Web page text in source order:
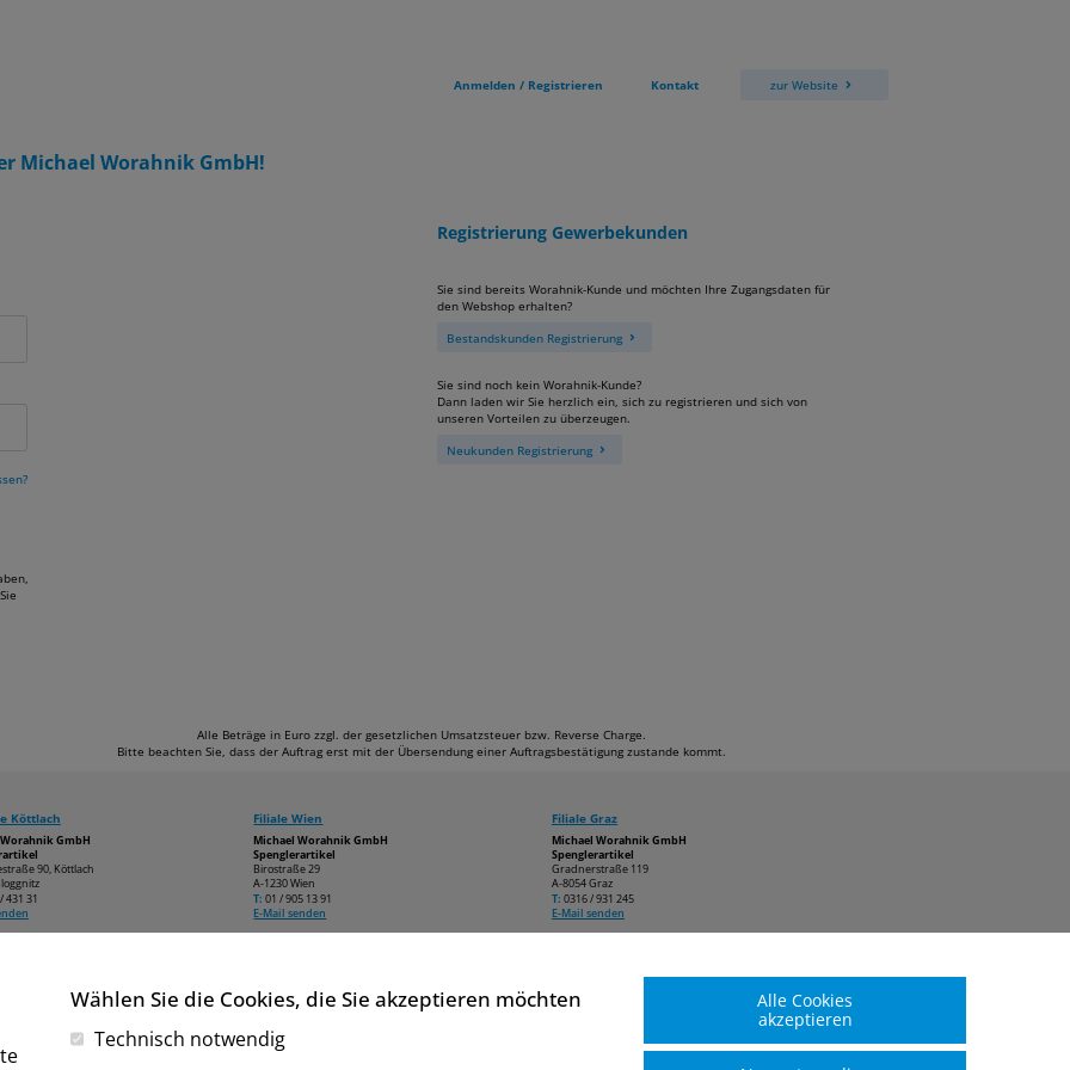
Anmelden / Registrieren Kontakt zur Website
Michael Worahnik GmbH!
Registrierung Gewerbekunden
Sie sind bereits Worahnik-Kunde und möchten Ihre Zugangsdaten für
den Webshop erhalten?
Bestandskunden Registrierung
Sie sind noch kein Worahnik-Kunde?
Dann laden wir Sie herzlich ein, sich zu registrieren und sich von
unseren Vorteilen zu überzeugen.
Neukunden Registrierung
Alle Beträge in Euro zzgl. der gesetzlichen Umsatzsteuer bzw. Reverse Charge.
Bitte beachten Sie, dass der Auftrag erst mit der Übersendung einer Auftragsbestätigung zustande kommt.
Köttlach
GmbH
90, Köttlach
431 31
Filiale Wien
Michael Worahnik GmbH
Spenglerartikel
Birostraße 29
A-1230 Wien
T: 01 / 905 13 91
E-Mail senden
Filiale Graz
Michael Worahnik GmbH
Spenglerartikel
Gradnerstraße 119
A-8054 Graz
T: 0316 / 931 245
E-Mail senden
Wählen Sie die Cookies, die Sie akzeptieren möchten
Technisch notwendig
Alle Cookies
akzeptieren